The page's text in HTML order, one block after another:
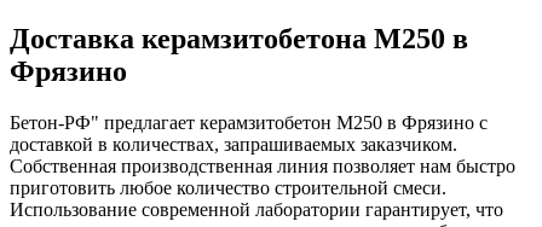
Доставка керамзитобетона М250 в
Фрязино
Бетон-РФ" предлагает керамзитобетон М250 в Фрязино с
доставкой в количествах, запрашиваемых заказчиком.
Собственная производственная линия позволяет нам быстро
приготовить любое количество строительной смеси.
Использование современной лаборатории гарантирует, что